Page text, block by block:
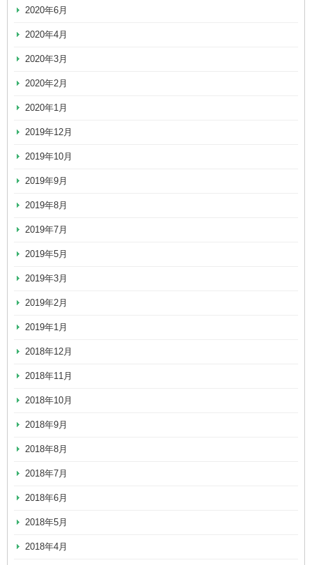
2020年6月
2020年4月
2020年3月
2020年2月
2020年1月
2019年12月
2019年10月
2019年9月
2019年8月
2019年7月
2019年5月
2019年3月
2019年2月
2019年1月
2018年12月
2018年11月
2018年10月
2018年9月
2018年8月
2018年7月
2018年6月
2018年5月
2018年4月